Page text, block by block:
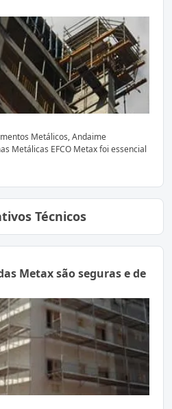
Metálicos, Andaime
Metálicas EFCO Metax foi essencial
Técnicos
Metax são seguras e de